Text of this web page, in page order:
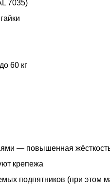
7035)
60 кг
— повышенная жёсткость
крепежа
подпятников (при этом